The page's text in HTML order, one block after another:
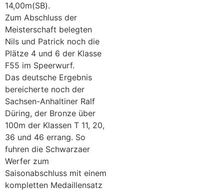
14,00m(SB).
Zum Abschluss der
Meisterschaft belegten
Nils und Patrick noch die
Plätze 4 und 6 der Klasse
F55 im Speerwurf.
Das deutsche Ergebnis
bereicherte noch der
Sachsen-Anhaltiner Ralf
Düring, der Bronze über
100m der Klassen T 11, 20,
36 und 46 errang. So
fuhren die Schwarzaer
Werfer zum
Saisonabschluss mit einem
kompletten Medaillensatz